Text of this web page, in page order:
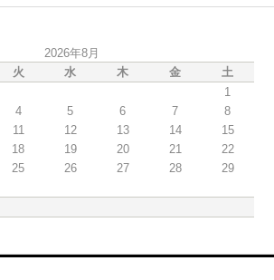
2026年8月
火 水 木 金 土
1
4 5 6 7
8
11 12 13 14
15
18 19 20 21
22
25 26 27 28
29